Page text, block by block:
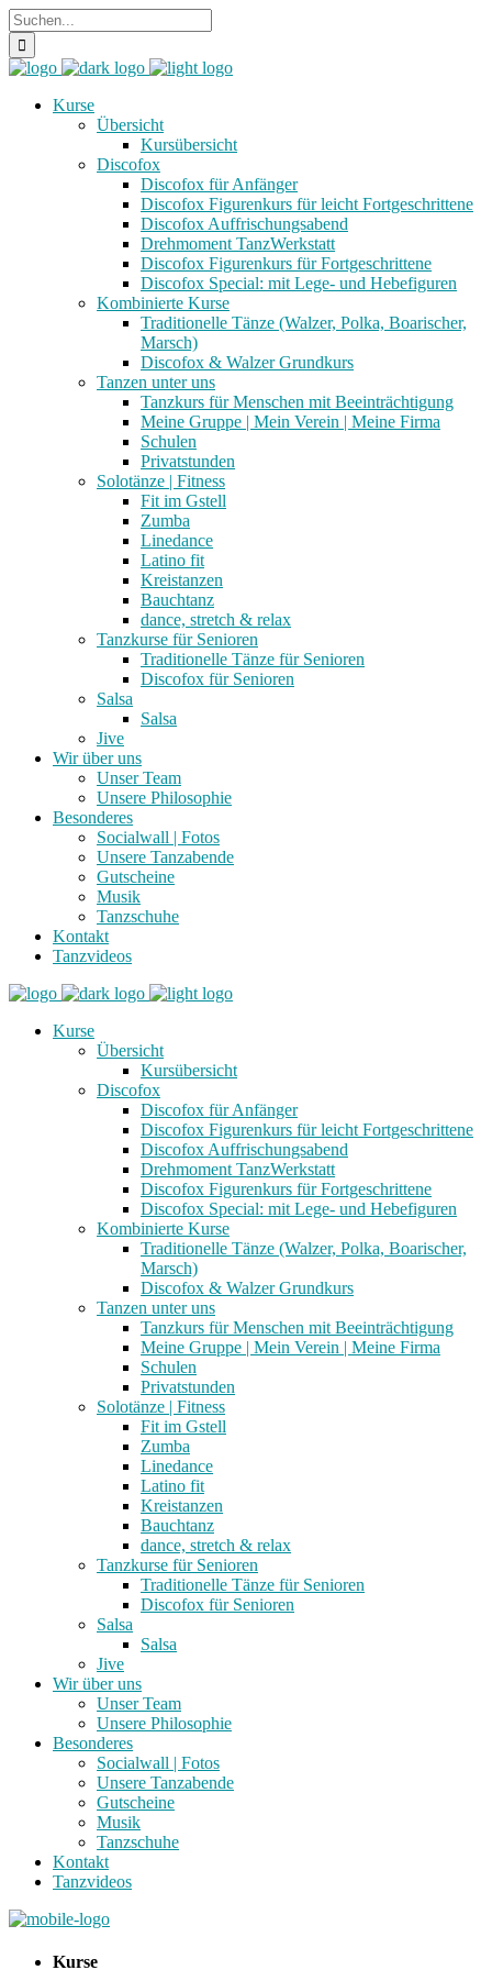
Kurse
Übersicht
Kursübersicht
Discofox
Discofox für Anfänger
Discofox Figurenkurs für leicht Fortgeschrittene
Discofox Auffrischungsabend
Drehmoment TanzWerkstatt
Discofox Figurenkurs für Fortgeschrittene
Discofox Special: mit Lege- und Hebefiguren
Kombinierte Kurse
Traditionelle Tänze (Walzer, Polka, Boarischer,
Marsch)
Discofox & Walzer Grundkurs
Tanzen unter uns
Tanzkurs für Menschen mit Beeinträchtigung
Meine Gruppe | Mein Verein | Meine Firma
Schulen
Privatstunden
Solotänze | Fitness
Fit im Gstell
Zumba
Linedance
Latino fit
Kreistanzen
Bauchtanz
dance, stretch & relax
Tanzkurse für Senioren
Traditionelle Tänze für Senioren
Discofox für Senioren
Salsa
Salsa
Jive
Wir über uns
Unser Team
Unsere Philosophie
Besonderes
Socialwall | Fotos
Unsere Tanzabende
Gutscheine
Musik
Tanzschuhe
Kontakt
Tanzvideos
Kurse
Übersicht
Kursübersicht
Discofox
Discofox für Anfänger
Discofox Figurenkurs für leicht Fortgeschrittene
Discofox Auffrischungsabend
Drehmoment TanzWerkstatt
Discofox Figurenkurs für Fortgeschrittene
Discofox Special: mit Lege- und Hebefiguren
Kombinierte Kurse
Traditionelle Tänze (Walzer, Polka, Boarischer,
Marsch)
Discofox & Walzer Grundkurs
Tanzen unter uns
Tanzkurs für Menschen mit Beeinträchtigung
Meine Gruppe | Mein Verein | Meine Firma
Schulen
Privatstunden
Solotänze | Fitness
Fit im Gstell
Zumba
Linedance
Latino fit
Kreistanzen
Bauchtanz
dance, stretch & relax
Tanzkurse für Senioren
Traditionelle Tänze für Senioren
Discofox für Senioren
Salsa
Salsa
Jive
Wir über uns
Unser Team
Unsere Philosophie
Besonderes
Socialwall | Fotos
Unsere Tanzabende
Gutscheine
Musik
Tanzschuhe
Kontakt
Tanzvideos
Kurse